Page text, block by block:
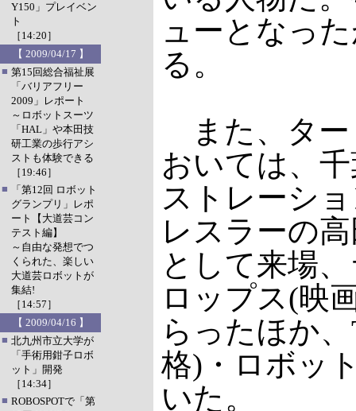
Y150」プレイベン
ト
［14:20］
【 2009/04/17 】
■ 第15回総合福祉展
「バリアフリー
2009」レポート
～ロボットスーツ
「HAL」や本田技
研工業の歩行アシ
ストも体験できる
［19:46］
■
「第12回 ロボット
グランプリ」レポ
ート【大道芸コン
テスト編】
～自由な発想でつ
くられた、楽しい
大道芸ロボットが
集結!
［14:57］
【 2009/04/16 】
■ 北九州市立大学が
「手術用鉗子ロボ
ット」開発
［14:34］
■ ROBOSPOTで「第
ューとなっ
る。
また、ター
おいては、
ストレーシ
レスラーの
として来場
ロップス(映
らったほか
格)・ロボッ
いた。